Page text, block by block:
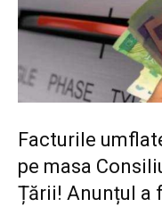
Facturile
pe masa
Țării! Anunțul a